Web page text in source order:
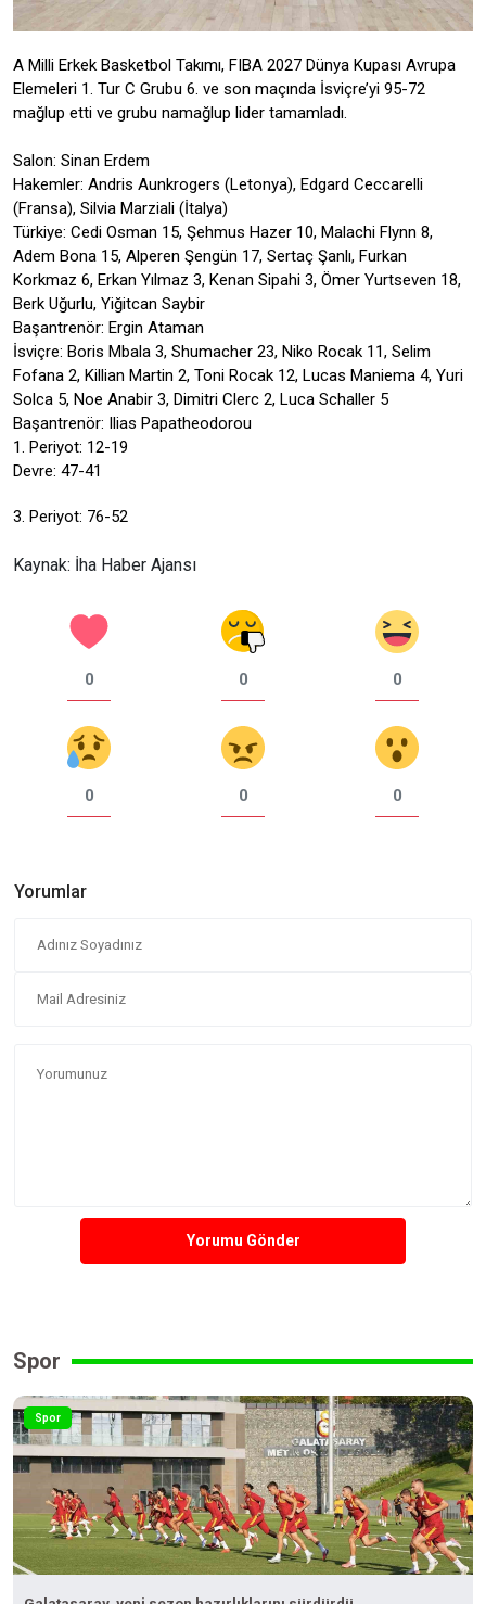
A Milli Erkek Basketbol Takımı, FIBA 2027 Dünya Kupası Avrupa
Elemeleri 1. Tur C Grubu 6. ve son maçında İsviçre’yi 95-72
mağlup etti ve grubu namağlup lider tamamladı.
Salon: Sinan Erdem
Hakemler: Andris Aunkrogers (Letonya), Edgard Ceccarelli
(Fransa), Silvia Marziali (İtalya)
Türkiye: Cedi Osman 15, Şehmus Hazer 10, Malachi Flynn 8,
Adem Bona 15, Alperen Şengün 17, Sertaç Şanlı, Furkan
Korkmaz 6, Erkan Yılmaz 3, Kenan Sipahi 3, Ömer Yurtseven 18,
Berk Uğurlu, Yiğitcan Saybir
Başantrenör: Ergin Ataman
İsviçre: Boris Mbala 3, Shumacher 23, Niko Rocak 11, Selim
Fofana 2, Killian Martin 2, Toni Rocak 12, Lucas Maniema 4, Yuri
Solca 5, Noe Anabir 3, Dimitri Clerc 2, Luca Schaller 5
Başantrenör: Ilias Papatheodorou
1. Periyot: 12-19
Devre: 47-41
3. Periyot: 76-52
Kaynak: İha Haber Ajansı
0 0 0
0 0 0
Yorumlar
Yorumu Gönder
Spor
Spor